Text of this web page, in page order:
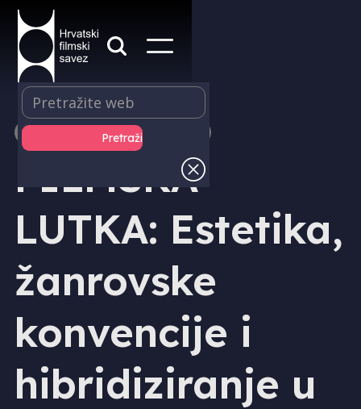
IZDAVAŠTVO - KNJIGE
FILMSKA
LUTKA: Estetika,
žanrovske
konvencije i
hibridiziranje u